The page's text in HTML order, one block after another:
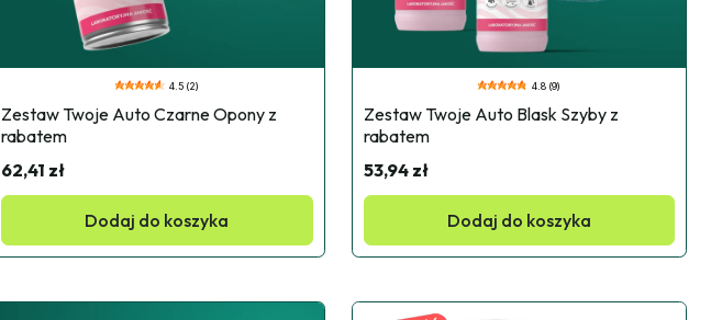
4.5 (2)
Zestaw Twoje Auto Czarne Opony z
rabatem
62,41 zł
Dodaj do koszyka
4.8 (9)
Zestaw Twoje Auto Blask Szyby z
rabatem
53,94 zł
Dodaj do koszyka